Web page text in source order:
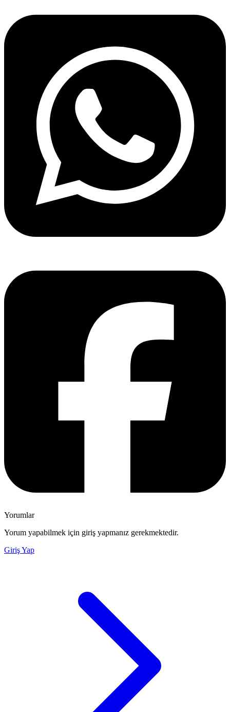
Yorumlar
Yorum yapabilmek için giriş yapmanız gerekmektedir.
Giriş Yap